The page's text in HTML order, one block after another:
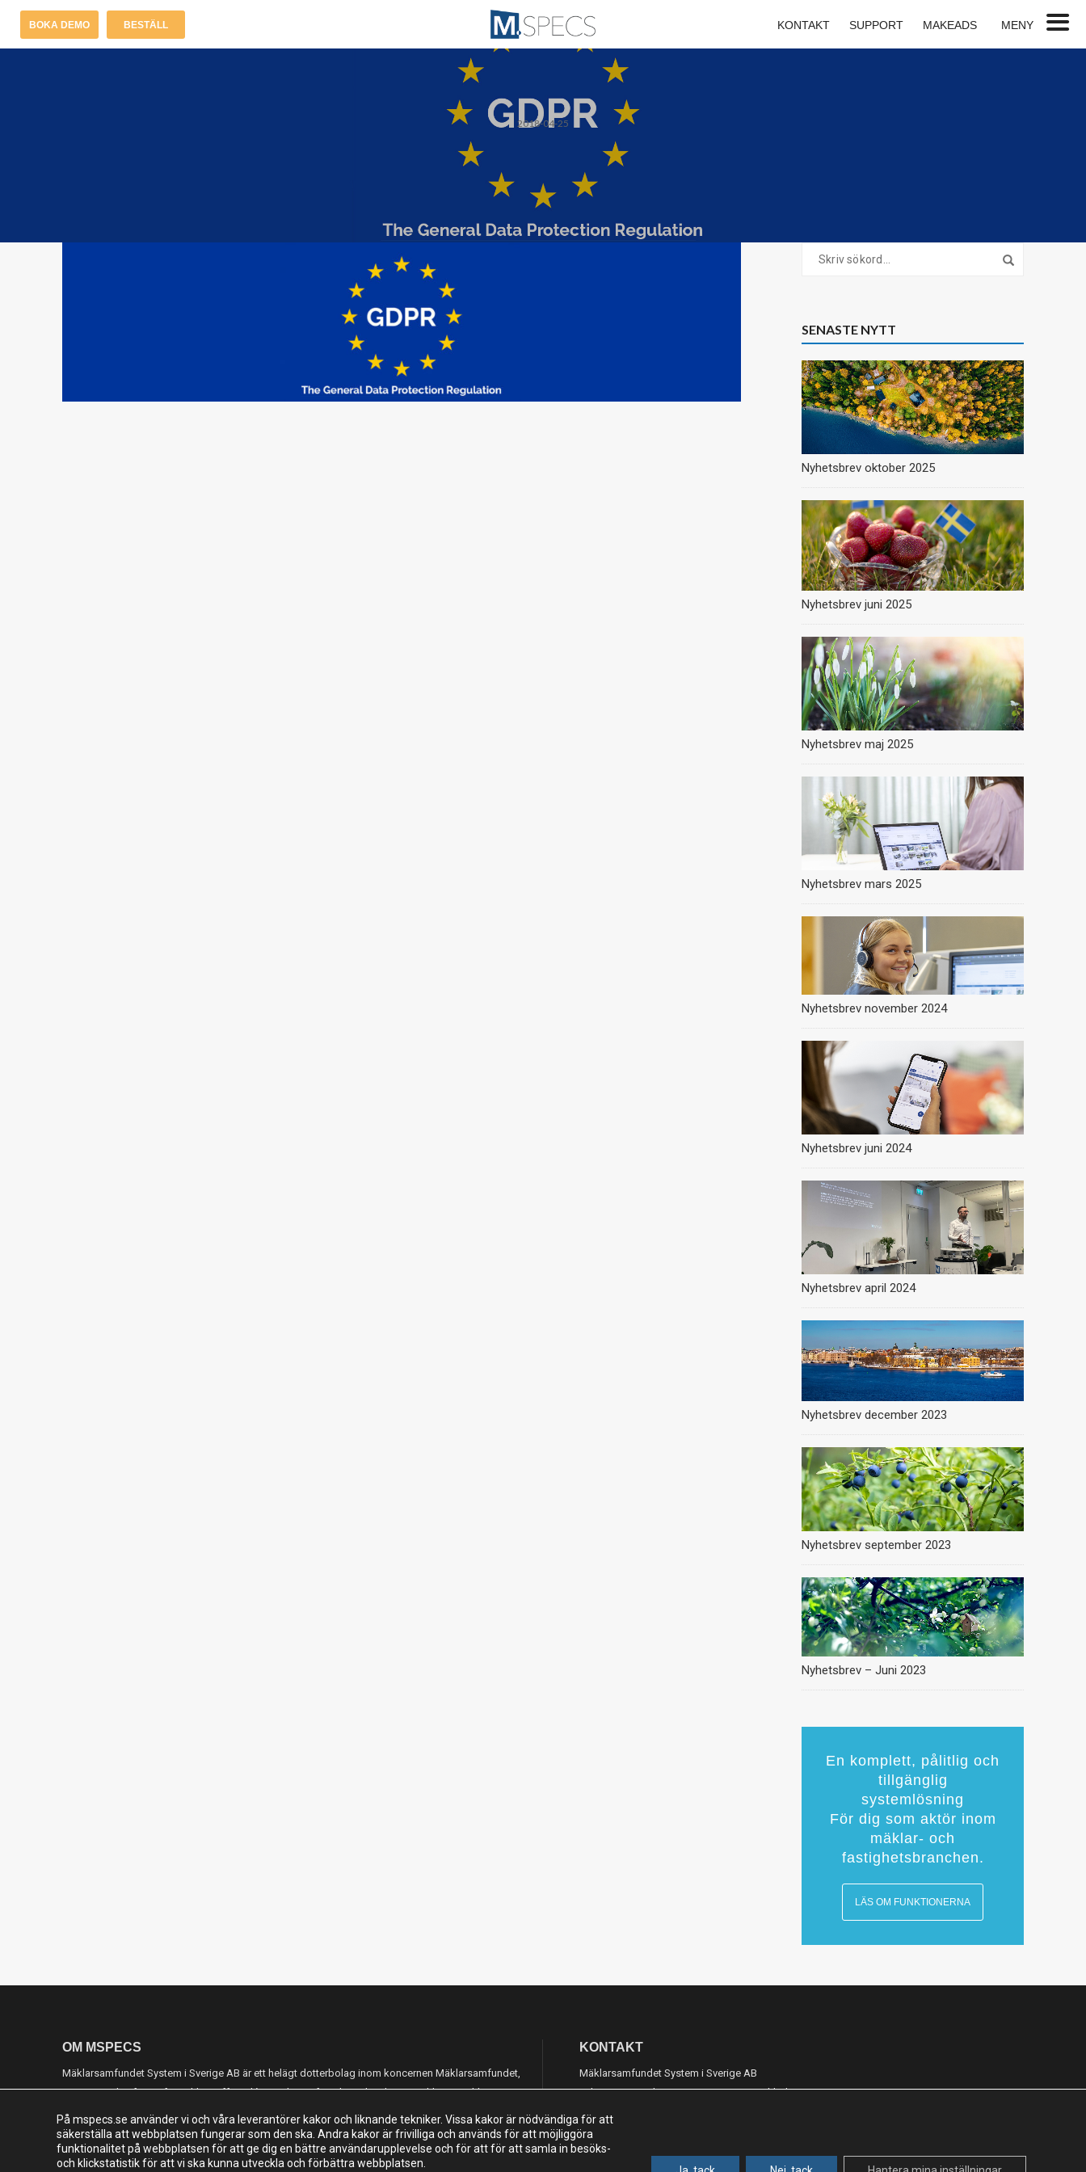
BOKA DEMO BESTÄLL KONTAKT SUPPORT MAKEADS
2018-04-25
SENASTE NYTT
Nyhetsbrev oktober 2025
Nyhetsbrev juni 2025
Nyhetsbrev maj 2025
Nyhetsbrev mars 2025
Nyhetsbrev november 2024
Nyhetsbrev juni 2024
Nyhetsbrev april 2024
Nyhetsbrev december 2023
Nyhetsbrev september 2023
Nyhetsbrev – Juni 2023
En komplett, pålitlig och
tillgänglig
systemlösning
För dig som aktör inom
mäklar- och
fastighetsbranchen.
LÄS OM FUNKTIONERNA
OM MSPECS
Mäklarsamfundet System i Sverige AB är ett helägt dotterbolag inom koncernen Mäklarsamfundet,
som startades för att förverkliga affärsidén att skapa, förvalta och vidareutveckla ett mäklarsystem
för hela Sveriges fastighetsmäklarkår.
KONTAKT
Mäklarsamfundet System i Sverige AB
Adress: Luntmakargatan 26, 111 37 Stockholm
010-221 61 00
support@mspecs.se
På mspecs.se använder vi och våra leverantörer kakor och liknande tekniker. Vissa kakor är nödvändiga för att
säkerställa att webbplatsen fungerar som den ska. Andra kakor är frivilliga och används för att möjliggöra
funktionalitet på webbplatsen för att ge dig en bättre användarupplevelse och för att för att samla in besöks-
och klickstatistik för att vi ska kunna utveckla och förbättra webbplatsen.
MENY